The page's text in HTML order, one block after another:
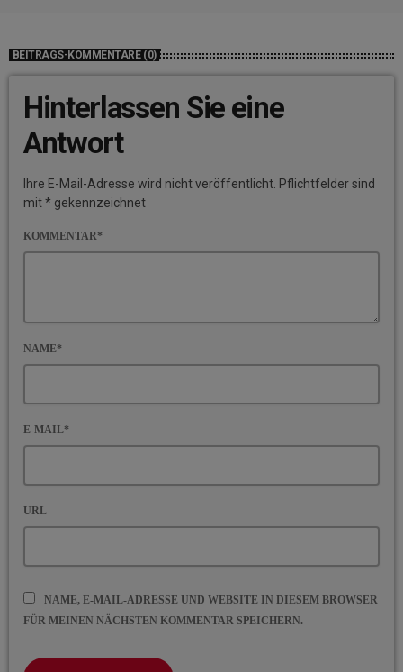
BEITRAGS-KOMMENTARE (0)
Hinterlassen Sie eine
Antwort
Ihre E-Mail-Adresse wird nicht veröffentlicht. Pflichtfelder sind
mit * gekennzeichnet
KOMMENTAR*
NAME*
E-MAIL*
URL
NAME, E-MAIL-ADRESSE UND WEBSITE IN DIESEM BROWSER
FÜR MEINEN NÄCHSTEN KOMMENTAR SPEICHERN.